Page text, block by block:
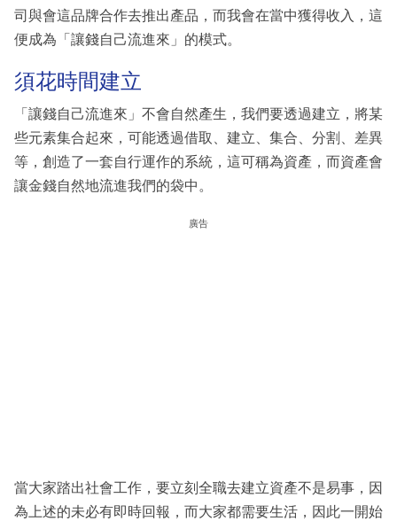
司與會這品牌合作去推出產品，而我會在當中獲得收入，這
便成為「讓錢自己流進來」的模式。
須花時間建立
「讓錢自己流進來」不會自然產生，我們要透過建立，將某
些元素集合起來，可能透過借取、建立、集合、分割、差異
等，創造了一套自行運作的系統，這可稱為資產，而資產會
讓金錢自然地流進我們的袋中。
廣告
當大家踏出社會工作，要立刻全職去建立資產不是易事，因
為上述的未必有即時回報，而大家都需要生活，因此一開始